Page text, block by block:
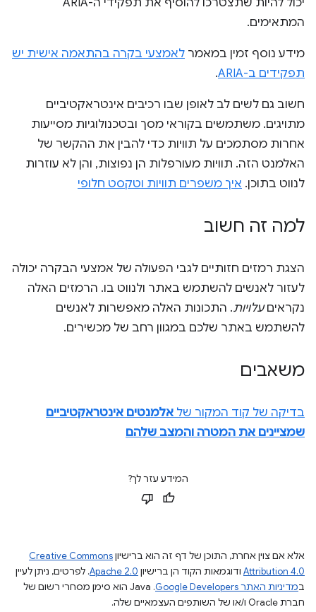
יכול להיות שתצטרכו להוסיף את תפקידי ה-ARIA
המתאימים.
מידע נוסף זמין במאמר לאמצעי בקרה בהתאמה אישית יש
תפקידים ב-ARIA
.
חשוב גם לשים לב לאופן שבו רכיבים אינטראקטיביים
מתויגים. משתמשים בקוראי מסך ובטכנולוגיות מסייעות
אחרות מסתמכים על תוויות כדי להבין את ההקשר של
האלמנט הזה. תוויות מעורפלות הן נפוצות, והן לא עוזרות
לנווט בתוכן. איך משפרים תוויות וטקסט חלופי
למה זה חשוב
הצגת רמזים חזותיים לגבי הפעולה של אמצעי הבקרה יכולה
לעזור לאנשים להשתמש באתר ולנווט בו. הרמזים האלה
נקראיםעלויות. התכונות האלה מאפשרות לאנשים
להשתמש באתר שלכם במגוון רחב של מכשירים.
משאבים
בדיקה של קוד המקור של אלמנטים אינטראקטיביים
שמציינים את המטרה והמצב שלהם
המידע עזר לך?
אלא אם צוין אחרת, התוכן של דף זה הוא ברישיוןCreative Commons
Attribution 4.0 ודוגמאות הקוד הן ברישיון Apache 2.0. לפרטים, ניתן לעיין
במדיניות האתר Google Developers‏
.‏ Java הוא סימן מסחרי רשום של
חברת Oracle ו/או של השותפים העצמאיים שלה.